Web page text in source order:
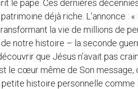
le pape. Ces dernières
déjà riche. L’annonce : «
la vie de millions de
notre histoire – la seconde
que Jésus n’avait pas
le cœur même de Son message,
histoire personnelle comme